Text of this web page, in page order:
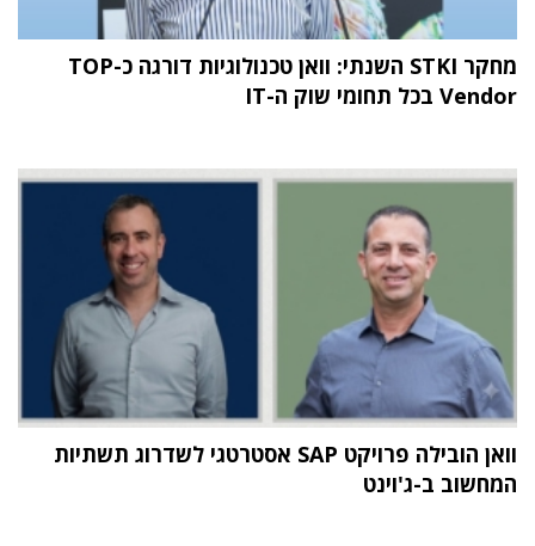
מחקר STKI השנתי: וואן טכנולוגיות דורגה כ-TOP
Vendor בכל תחומי שוק ה-IT
וואן הובילה פרויקט SAP אסטרטגי לשדרוג תשתיות
המחשוב ב-ג'וינט